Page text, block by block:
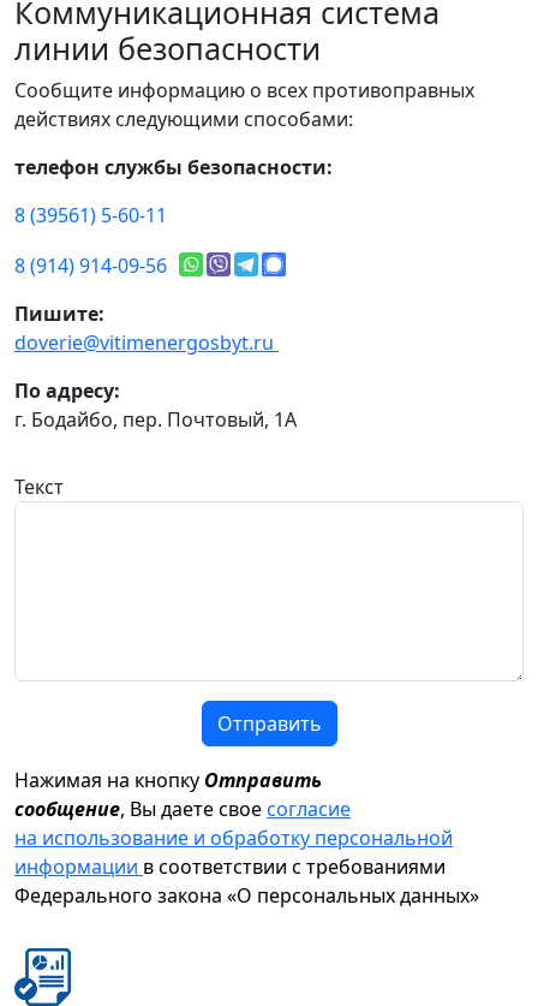
Коммуникационная система
линии безопасности
Сообщите информацию о всех противоправных
действиях следующими способами:
телефон службы безопасности:
8 (39561) 5-60-11
8 (914) 914-09-56
Пишите:
doverie@vitimenergosbyt.ru
По адресу:
г. Бодайбо, пер. Почтовый, 1А
Текст
Отправить
Нажимая на кнопку Отправить
сообщение, Вы даете своесогласие
на использование и обработку персональной
информации в соответствии с требованиями
Федерального закона «О персональных данных»